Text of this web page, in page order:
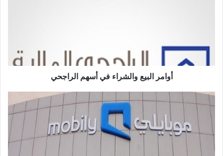
أوامر البيع والشراء في أسهم الراجحي
سهم
موبايلي
معلومات
عن
السهم